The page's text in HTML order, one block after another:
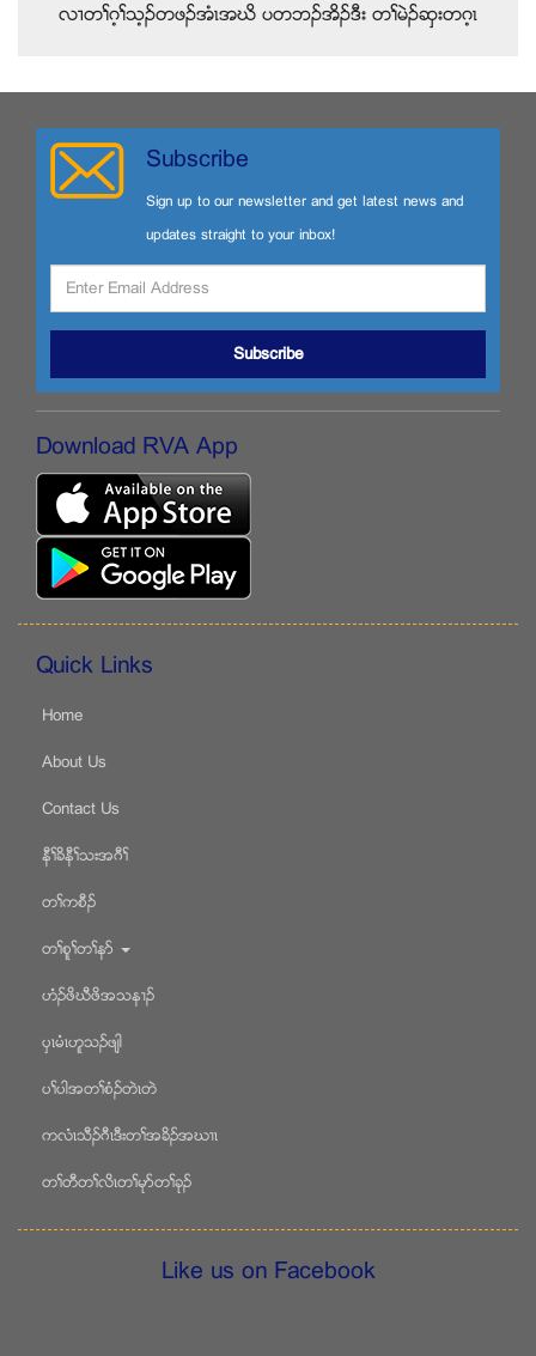
လ႕တႈဂ့ႈသ့ဥတဖဥအံၚအဃိ ပတဘဥအိဥဒီး တႈမဲဥဆွးတဂ့ၚ
Subscribe
Sign up to our newsletter and get latest news and
updates straight to your inbox!
Subscribe
Download RVA App
Quick Links
Home
About Us
Contact Us
နီႈခိနီႈသးအဂီႈ
တႈကစီဥ
တႈစူႈတႈနဏ
ဟံဥဖိဃီဖိအသန႕ဥ
ပွၚမံၚဟူသဥဖ်ါ
ပႈပါအတႈစံဥတဲၚတဲ
ကလံၚသီဥဂီၚဒီးတႈအခိဥအဃ႕ၚ
တႈတီတႈလိၚတႈမုဏတႈခုဥ
Like us on Facebook